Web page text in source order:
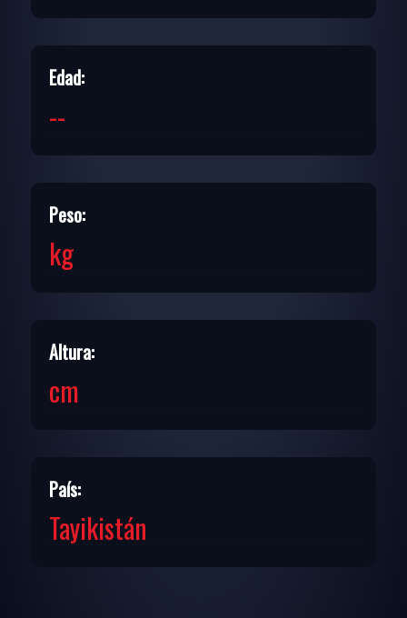
Edad:
--
Peso:
kg
Altura:
cm
País:
Tayikistán